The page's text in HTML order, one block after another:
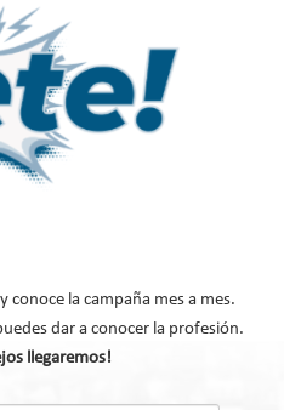
con más de 420
conoce la campaña mes a mes.
dar a conocer la profesión.
llegaremos!